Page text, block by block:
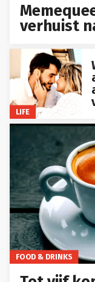
verhuist
LIFE
FOOD & DRINKS